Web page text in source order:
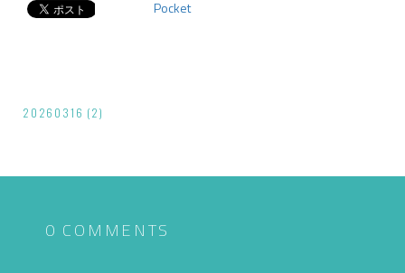
Pocket
投
ナ
20260316 (2)
0 COMMENTS